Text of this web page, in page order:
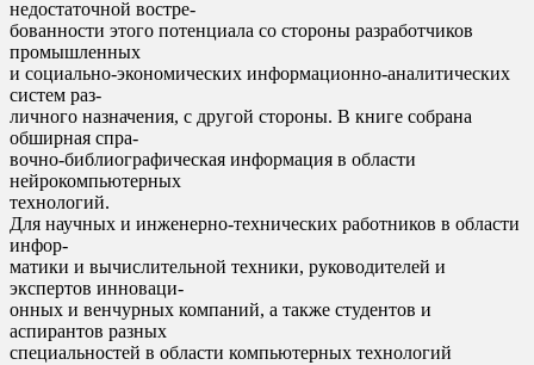
недостаточной востре-
бованности этого потенциала со стороны разработчиков
промышленных
и социально-экономических информационно-аналитических
систем раз-
личного назначения, с другой стороны. В книге собрана
обширная спра-
вочно-библиографическая информация в области
нейрокомпьютерных
технологий.
Для научных и инженерно-технических работников в области
инфор-
матики и вычислительной техники, руководителей и
экспертов инноваци-
онных и венчурных компаний, а также студентов и
аспирантов разных
специальностей в области компьютерных технологий